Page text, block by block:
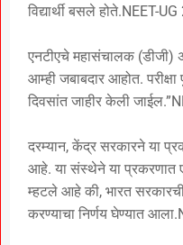
विद्यार्थी बसले होते.NEET-
एनटीएचे महासंचालक (डीजी)
आम्ही जबाबदार आहोत.
दिवसांत जाहीर केली
दरम्यान, केंद्र सरकारने या
आहे. या संस्थेने या
म्हटले आहे की, भारत सरकारची
करण्याचा निर्णय घेण्यात